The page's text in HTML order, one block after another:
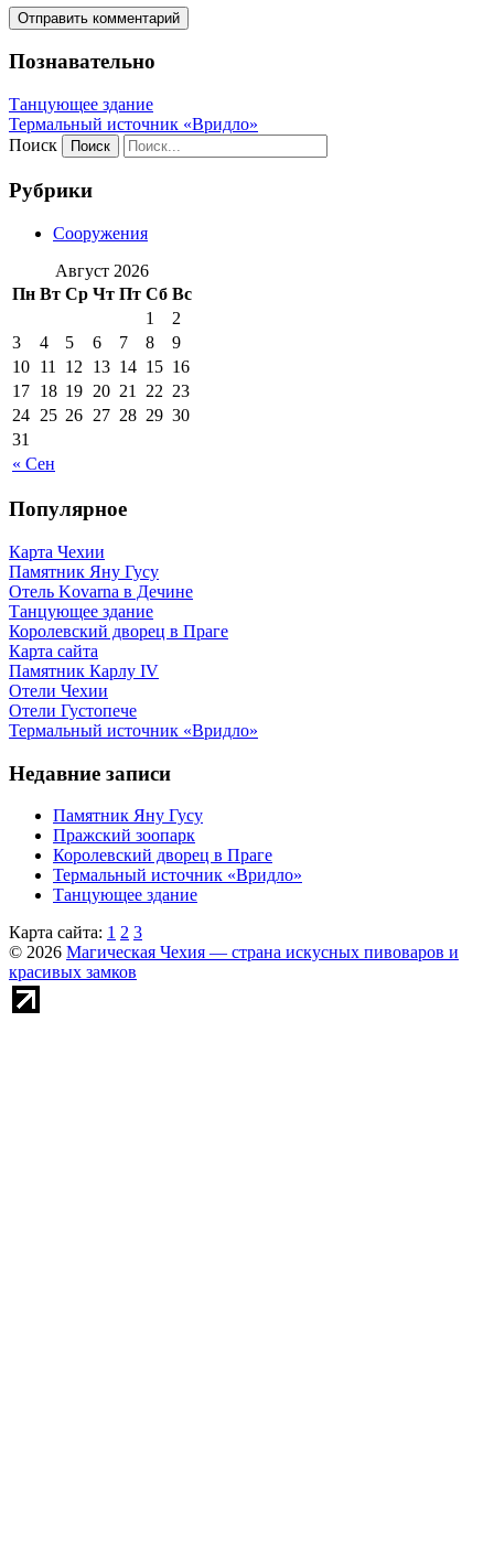
Познавательно
Танцующее здание
Термальный источник «Вридло»
Поиск
Рубрики
Сооружения
Август 2026
Пн Вт Ср Чт Пт Сб Вс
« Сен
1
2
3
4 5 6 7 8
9
10 11 12 13 14 15 16
17 18 19 20 21 22 23
24 25 26 27 28 29 30
31
Популярное
Карта Чехии
Памятник Яну Гусу
Отель Kovarna в Дечине
Танцующее здание
Королевский дворец в Праге
Карта сайта
Памятник Карлу IV
Отели Чехии
Отели Густопече
Термальный источник «Вридло»
Недавние записи
Памятник Яну Гусу
Пражский зоопарк
Королевский дворец в Праге
Термальный источник «Вридло»
Танцующее здание
Карта сайта: 1 2 3
© 2026 Магическая Чехия — страна искусных пивоваров и
красивых замков